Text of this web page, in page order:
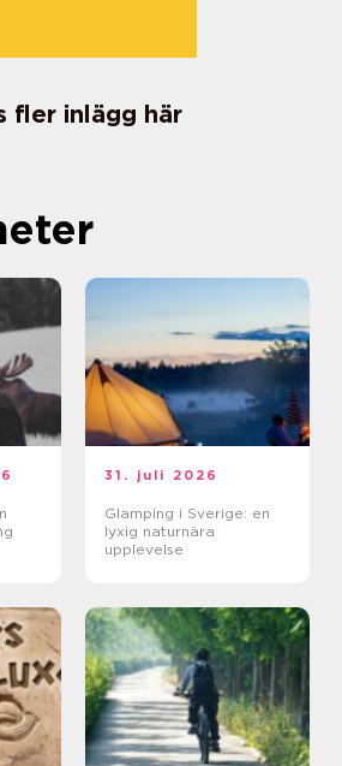
fler inlägg här
31. juli 2026
Glamping i Sverige: en
lyxig naturnära
upplevelse